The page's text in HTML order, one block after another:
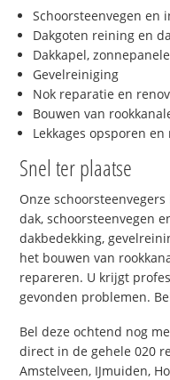
Schoorsteenvegen en
Dakgoten reining en
Dakkapel,
Gevelreiniging
Nok reparatie en
Bouwen van
Lekkages opsporen
Snel ter plaatse
Onze
dak, schoorsteenvegen
dakbedekking,
het bouwen van
repareren. U krijgt
gevonden problemen.
Bel deze ochtend nog
direct in de gehele 020
Amstelveen, IJmuiden,